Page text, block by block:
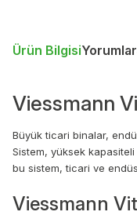
Ürün BilgisiYorumlar
Viessmann
Büyük ticari binalar,
Sistem, yüksek
bu sistem, ticari ve
Viessmann